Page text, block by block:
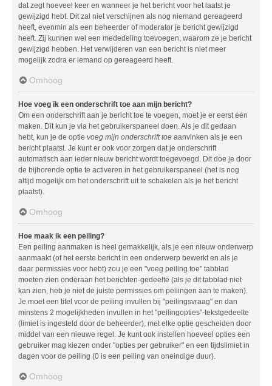
dat zegt hoeveel keer en wanneer je het bericht voor het laatst je
gewijzigd hebt. Dit zal niet verschijnen als nog niemand gereageerd
heeft, evenmin als een beheerder of moderator je bericht gewijzigd
heeft. Zij kunnen wel een mededeling toevoegen, waarom ze je bericht
gewijzigd hebben. Het verwijderen van een bericht is niet meer
mogelijk zodra er iemand op gereageerd heeft.
Omhoog
Hoe voeg ik een onderschrift toe aan mijn bericht?
Om een onderschrift aan je bericht toe te voegen, moet je er eerst één
maken. Dit kun je via het gebruikerspaneel doen. Als je dit gedaan
hebt, kun je de optie voeg mijn onderschrift toe aanvinken als je een
bericht plaatst. Je kunt er ook voor zorgen dat je onderschrift
automatisch aan ieder nieuw bericht wordt toegevoegd. Dit doe je door
de bijhorende optie te activeren in het gebruikerspaneel (het is nog
altijd mogelijk om het onderschrift uit te schakelen als je het bericht
plaatst).
Omhoog
Hoe maak ik een peiling?
Een peiling aanmaken is heel gemakkelijk, als je een nieuw onderwerp
aanmaakt (of het eerste bericht in een onderwerp bewerkt en als je
daar permissies voor hebt) zou je een "voeg peiling toe" tabblad
moeten zien onderaan het berichten-gedeelte (als je dit tabblad niet
kan zien, heb je niet de juiste permissies om peilingen aan te maken).
Je moet een titel voor de peiling invullen bij "peilingsvraag" en dan
minstens 2 mogelijkheden invullen in het "peilingopties"-tekstgedeelte
(limiet is ingesteld door de beheerder), met elke optie gescheiden door
middel van een nieuwe regel. Je kunt ook instellen hoeveel opties een
gebruiker mag kiezen onder "opties per gebruiker" en een tijdslimiet in
dagen voor de peiling (0 is een peiling van oneindige duur).
Omhoog